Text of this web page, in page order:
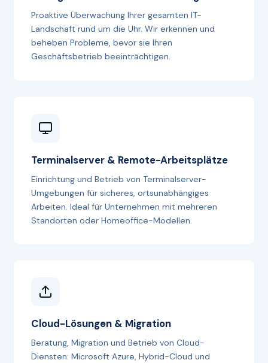
Proaktive Überwachung Ihrer gesamten IT-
Landschaft rund um die Uhr. Wir erkennen und
beheben Probleme, bevor sie Ihren
Geschäftsbetrieb beeinträchtigen.
Terminalserver & Remote-Arbeitsplätze
Einrichtung und Betrieb von Terminalserver-
Umgebungen für sicheres, ortsunabhängiges
Arbeiten. Ideal für Unternehmen mit mehreren
Standorten oder Homeoffice-Modellen.
Cloud-Lösungen & Migration
Beratung, Migration und Betrieb von Cloud-
Diensten: Microsoft Azure, Hybrid-Cloud und